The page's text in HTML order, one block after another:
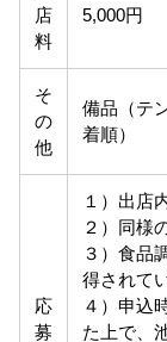
店
料
5,000円
そ
の
他
備品（テ
着順）
応
募
１）出店
２）同様
３）食品
得されて
４）申込
た上で、